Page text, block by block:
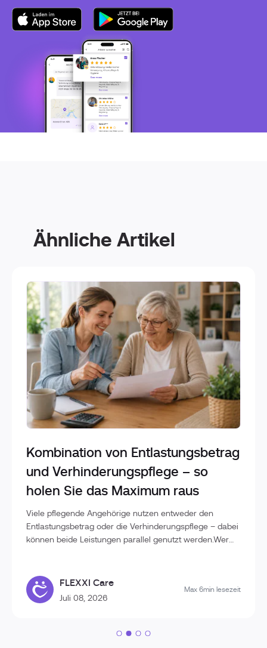
Ähnliche Artikel
Kombination von Entlastungsbetrag
und Verhinderungspflege – so
holen Sie das Maximum raus
Viele pflegende Angehörige nutzen entweder den
Entlastungsbetrag oder die Verhinderungspflege – dabei
können beide Leistungen parallel genutzt werden.Wer
Pflegealltag erhalten und die finanzielle Belastung
reduzieren.In diesem Beitrag erfahren Sie, wie
Entlastungsbetrag und Verhinderungspflege
Leistungen optimal ausschöpfen.Entlastungsbetrag und
FLEXXI Care
Juli 08, 2026
Max 6min lesezeit